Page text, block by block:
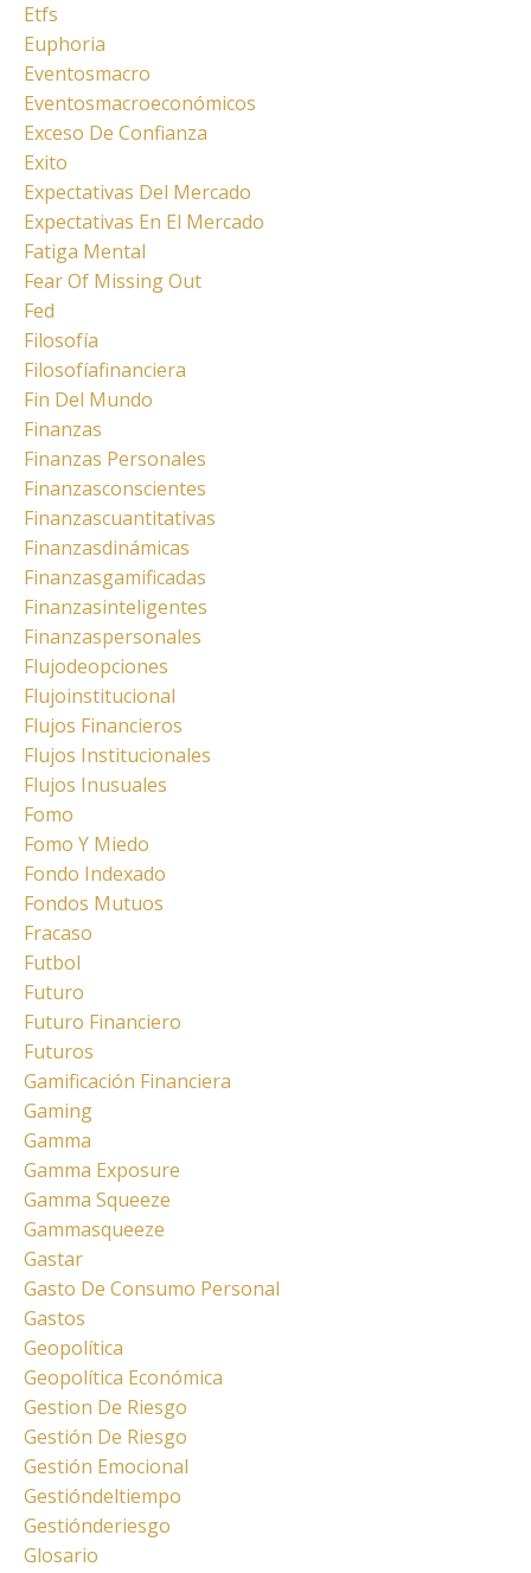
Etfs
Euphoria
Eventosmacro
Eventosmacroeconómicos
Exceso De Confianza
Exito
Expectativas Del Mercado
Expectativas En El Mercado
Fatiga Mental
Fear Of Missing Out
Fed
Filosofía
Filosofíafinanciera
Fin Del Mundo
Finanzas
Finanzas Personales
Finanzasconscientes
Finanzascuantitativas
Finanzasdinámicas
Finanzasgamificadas
Finanzasinteligentes
Finanzaspersonales
Flujodeopciones
Flujoinstitucional
Flujos Financieros
Flujos Institucionales
Flujos Inusuales
Fomo
Fomo Y Miedo
Fondo Indexado
Fondos Mutuos
Fracaso
Futbol
Futuro
Futuro Financiero
Futuros
Gamificación Financiera
Gaming
Gamma
Gamma Exposure
Gamma Squeeze
Gammasqueeze
Gastar
Gasto De Consumo Personal
Gastos
Geopolítica
Geopolítica Económica
Gestion De Riesgo
Gestión De Riesgo
Gestión Emocional
Gestióndeltiempo
Gestiónderiesgo
Glosario